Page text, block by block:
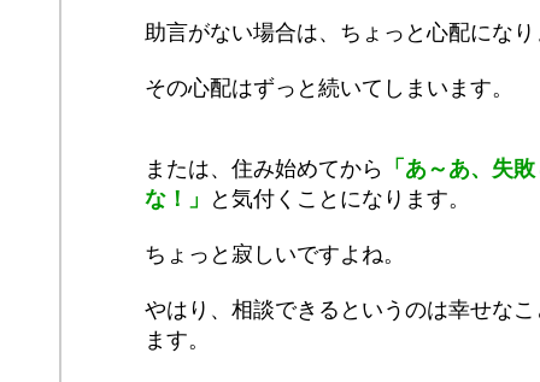
助言がない場合は、ちょっと心配にな
その心配はずっと続いてしまいます。
または、住み始めてから 「あ～あ、失
な！」
と気付くことになります。
ちょっと寂しいですよね。
やはり、相談できるというのは幸せな
ます。